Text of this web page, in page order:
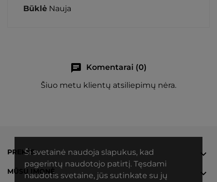
Ši svetainė naudoja slapukus, kad
pagerintų naudotojo patirtį. Tęsdami
naudotis svetaine, jūs sutinkate su jų
Būklė Nauja
chat
Komentarai (0)
Šiuo metu klientų atsiliepimų nėra.
PREKĖS 
MŪSŲ ĮMONĖ 